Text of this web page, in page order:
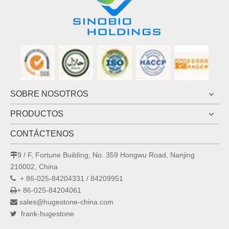
SOBRE NOSOTROS
PRODUCTOS
CONTÁCTENOS
9 / F, Fortune Building, No. 359 Hongwu Road, Nanjing
210002, China
 + 86-025-84204331 / 84209951
+ 86-025-84204061
 sales@hugestone-china.com
 frank-hugestone